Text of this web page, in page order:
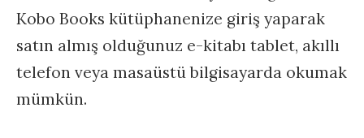
Kobo Books kütüphanenize giriş yaparak
satın almış olduğunuz e-kitabı tablet, akıllı
telefon veya masaüstü bilgisayarda okumak
mümkün.